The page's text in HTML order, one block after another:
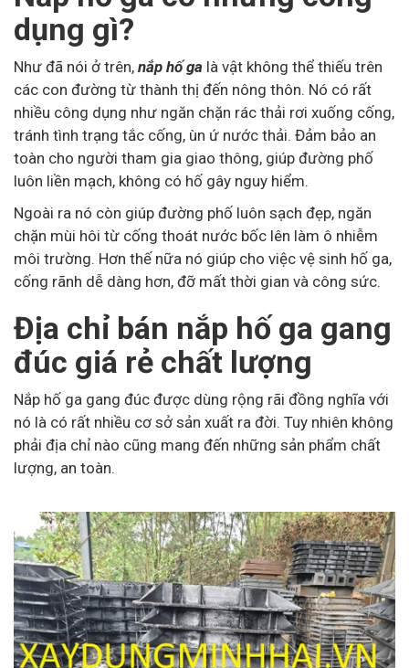
dụng gì?
Như đã nói ở trên, nắp hố ga là vật không thể thiếu trên
các con đường từ thành thị đến nông thôn. Nó có rất
nhiều công dụng như ngăn chặn rác thải rơi xuống cống,
tránh tình trạng tắc cống, ùn ứ nước thải. Đảm bảo an
toàn cho người tham gia giao thông, giúp đường phố
luôn liền mạch, không có hố gây nguy hiểm.
Ngoài ra nó còn giúp đường phố luôn sạch đẹp, ngăn
chặn mùi hôi từ cống thoát nước bốc lên làm ô nhiễm
môi trường. Hơn thế nữa nó giúp cho việc vệ sinh hố ga,
cống rãnh dễ dàng hơn, đỡ mất thời gian và công sức.
Địa chỉ bán nắp hố ga gang
đúc giá rẻ chất lượng
Nắp hố ga gang đúc được dùng rộng rãi đồng nghĩa với
nó là có rất nhiều cơ sở sản xuất ra đời. Tuy nhiên không
phải địa chỉ nào cũng mang đến những sản phẩm chất
lượng, an toàn.